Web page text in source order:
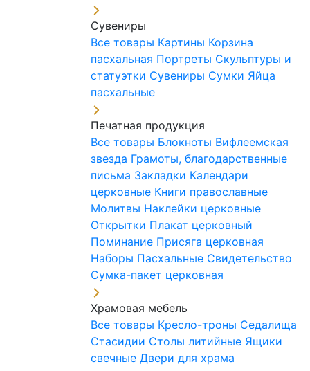
Сувениры
Все товары Картины Корзина
пасхальная Портреты Скульптуры и
статуэтки Сувениры Сумки Яйца
пасхальные
Печатная продукция
Все товары Блокноты Вифлеемская
звезда Грамоты, благодарственные
письма Закладки Календари
церковные Книги православные
Молитвы Наклейки церковные
Открытки Плакат церковный
Поминание Присяга церковная
Наборы Пасхальные Свидетельство
Сумка-пакет церковная
Храмовая мебель
Все товары Кресло-троны Седалища
Стасидии Столы литийные Ящики
свечные Двери для храма